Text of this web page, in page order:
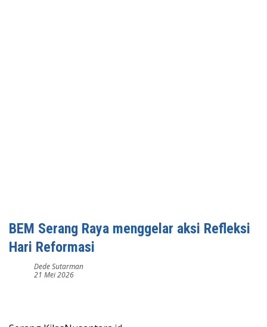
BEM Serang Raya menggelar aksi Refleksi
Hari Reformasi
Dede Sutarman
21 Mei 2026